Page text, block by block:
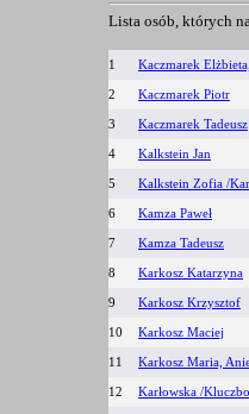
Lista osób, których
1 Kaczmarek
2 Kaczmarek Piotr
3 Kaczmarek Tadeusz
4 Kalkstein Jan
5 Kalkstein Zofia /
6 Kamza Paweł
7 Kamza Tadeusz
8 Karkosz Katarzyna
9 Karkosz Krzysztof
10 Karkosz Maciej
11 Karkosz Maria,
12 Karłowska /